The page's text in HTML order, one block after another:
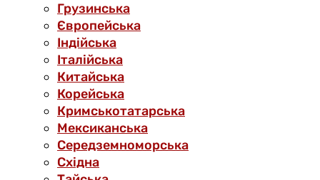
Грузинська
Європейська
Індійська
Італійська
Китайська
Корейська
Кримськотатарська
Мексиканська
Середземноморська
Східна